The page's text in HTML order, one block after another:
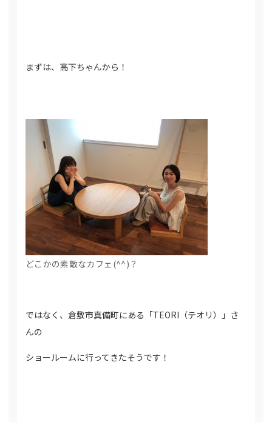
まずは、高下ちゃんから！
どこかの素敵なカフェ(^^)？
ではなく、倉敷市真備町にある「TEORI（テオリ）」さ
んの
ショールームに行ってきたそうです！